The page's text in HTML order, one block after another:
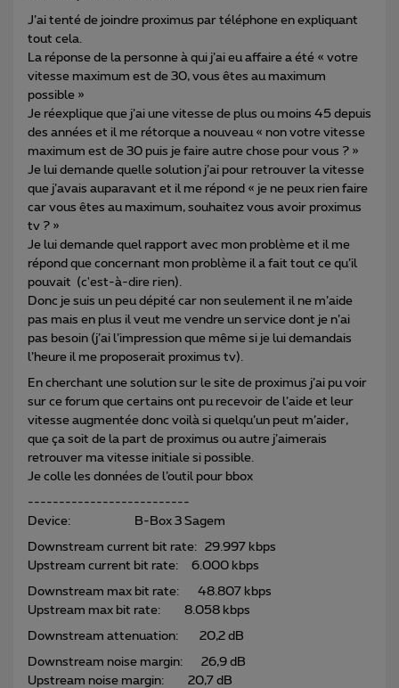
J’ai tenté de joindre proximus par téléphone en expliquant
tout cela.
La réponse de la personne à qui j’ai eu affaire a été « votre
vitesse maximum est de 30, vous êtes au maximum
possible »
Je réexplique que j’ai une vitesse de plus ou moins 45 depuis
des années et il me rétorque a nouveau « non votre vitesse
maximum est de 30 puis je faire autre chose pour vous ? »
Je lui demande quelle solution j’ai pour retrouver la vitesse
que j’avais auparavant et il me répond « je ne peux rien faire
car vous êtes au maximum, souhaitez vous avoir proximus
tv ? »
Je lui demande quel rapport avec mon problème et il me
répond que concernant mon problème il a fait tout ce qu’il
pouvait (c'est-à-dire rien).
Donc je suis un peu dépité car non seulement il ne m’aide
pas mais en plus il veut me vendre un service dont je n’ai
pas besoin (j’ai l’impression que même si je lui demandais
l’heure il me proposerait proximus tv).
En cherchant une solution sur le site de proximus j’ai pu voir
sur ce forum que certains ont pu recevoir de l’aide et leur
vitesse augmentée donc voilà si quelqu’un peut m’aider,
que ça soit de la part de proximus ou autre j’aimerais
retrouver ma vitesse initiale si possible.
Je colle les données de l’outil pour bbox
--------------------------
Device: B-Box 3 Sagem
Downstream current bit rate: 29.997 kbps
Upstream current bit rate: 6.000 kbps
Downstream max bit rate: 48.807 kbps
Upstream max bit rate: 8.058 kbps
Downstream attenuation: 20,2 dB
Downstream noise margin: 26,9 dB
Upstream noise margin: 20,7 dB